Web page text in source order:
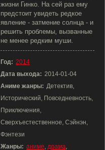
жизни Гинко. На сей раз ему
предстоит увидеть редкое
явление - затмение солнца - и
решить проблемы, вызванные
не менее редким муши.
Год: 2014
Дата выхода: 2014-01-04
Аниме жанры: Детектив,
Исторический, Повседневность,
Приключения,
Сверхъестественное, Сэйнэн,
Фэнтези
Жанры: аниме, драма,